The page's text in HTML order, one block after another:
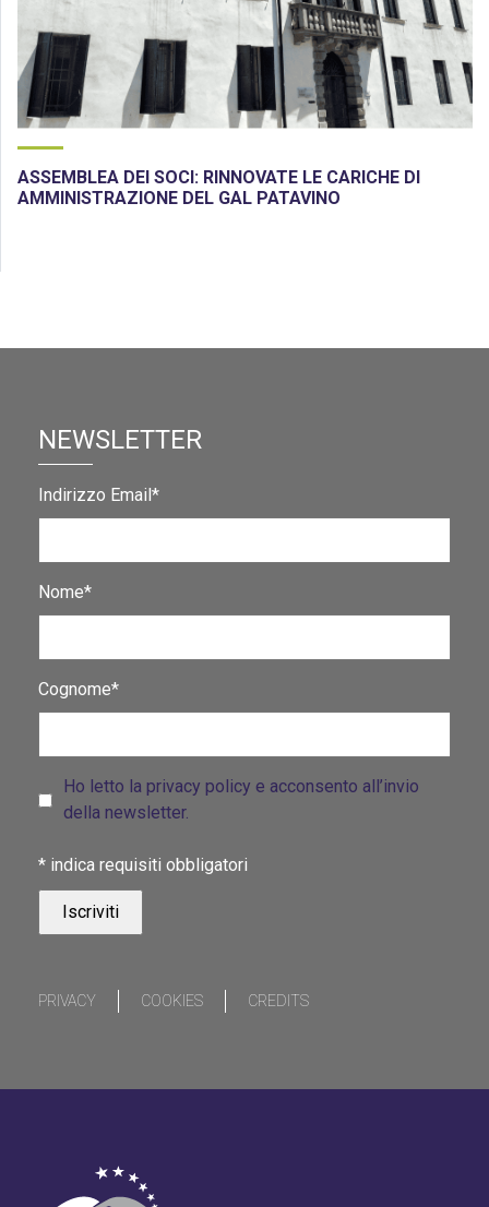
ASSEMBLEA DEI SOCI: RINNOVATE LE CARICHE DI
AMMINISTRAZIONE DEL GAL PATAVINO
NEWSLETTER
Indirizzo Email*
Nome*
Cognome*
Ho letto la privacy policy e acconsento all’invio
della newsletter.
* indica requisiti obbligatori
PRIVACY COOKIES CREDITS